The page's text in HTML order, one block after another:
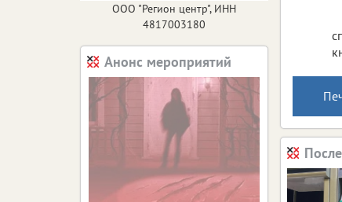
ООО "Регион центр", ИНН
4817003180
Анонс мероприятий